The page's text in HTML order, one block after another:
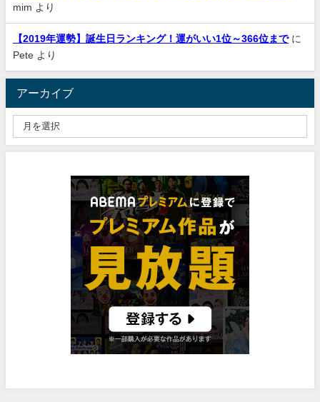
mim より
【2019年運勢】誕生日ランキング！運がいい1位～366位までに
Pete より
アーカイブ